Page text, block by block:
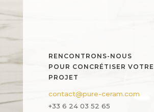
RENCONTRONS-NOUS
POUR CONCRÉTISER VOTRE
PROJET
contact@pure-ceram.com
+33 6 24 03 52 65